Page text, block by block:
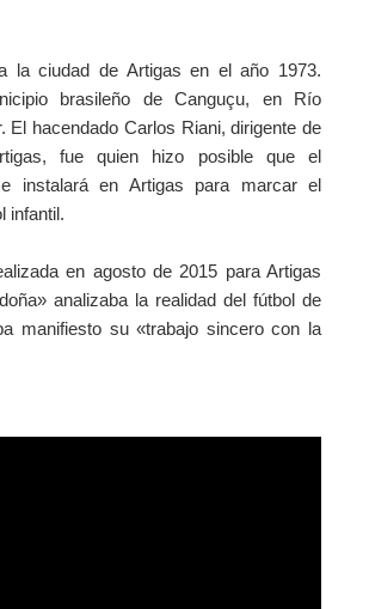
la ciudad de Artigas en el año 1973.
brasileño de Canguçu, en Río
El hacendado Carlos Riani, dirigente de
fue quien hizo posible que el
instalará en Artigas para marcar el
infantil.
en agosto de 2015 para Artigas
analizaba la realidad del fútbol de
manifiesto su «trabajo sincero con la